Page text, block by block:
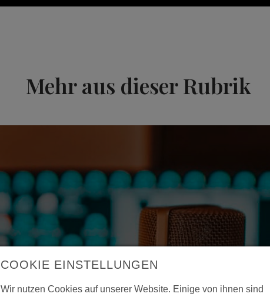
Mehr aus dieser Rubrik
COOKIE EINSTELLUNGEN
Wir nutzen Cookies auf unserer Website. Einige von ihnen sind